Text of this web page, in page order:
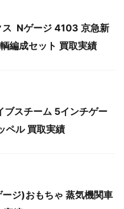
ス Nゲージ 4103 京急新
編成セット 買取実績
ブスチーム 5インチゲー
ペル 買取実績
ジ)おもちゃ 蒸気機関車